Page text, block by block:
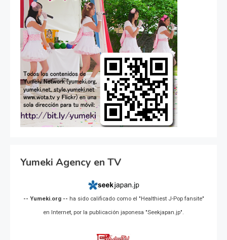
Yumeki Agency en TV
-- Yumeki.org -- ha sido calificado como el "Healthiest J-Pop fansite"
en Internet, por la publicación japonesa "Seekjapan.jp".